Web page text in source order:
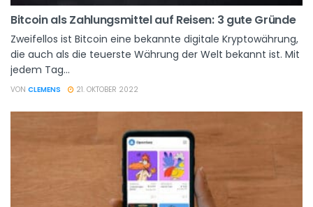
Bitcoin als Zahlungsmittel auf Reisen: 3 gute Gründe
Zweifellos ist Bitcoin eine bekannte digitale Kryptowährung,
die auch als die teuerste Währung der Welt bekannt ist. Mit
jedem Tag...
VON CLEMENS 21. OKTOBER 2022